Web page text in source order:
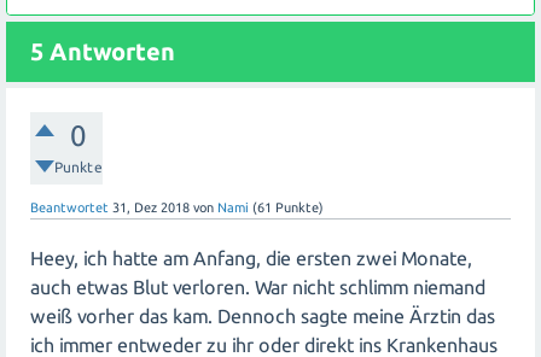
kein Anzeichen für eine Fehlgeburt oder andere
Komplikationen.
jede Schwangerschaft individuell ist. Wenn du besorgt
bist oder starke Schmerzen oder andere Symptome hast,
Ein Ultraschalltermin am Donnerstag wird dir helfen,
mehr Klarheit über den Zustand deiner Schwangerschaft
zu bekommen.
In der Zwischenzeit kannst du versuchen dich zu
5 Antworten
0
Punkte
Beantwortet 31, Dez 2018 von Nami (61 Punkte)
Heey, ich hatte am Anfang, die ersten zwei Monate,
auch etwas Blut verloren. War nicht schlimm niemand
weiß vorher das kam. Dennoch sagte meine Ärztin das
ich immer entweder zu ihr oder direkt ins Krankenhaus